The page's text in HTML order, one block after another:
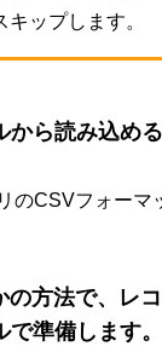
ップします。
から読み込め
のCSVフォーマ
の方法で、レ
準備します。